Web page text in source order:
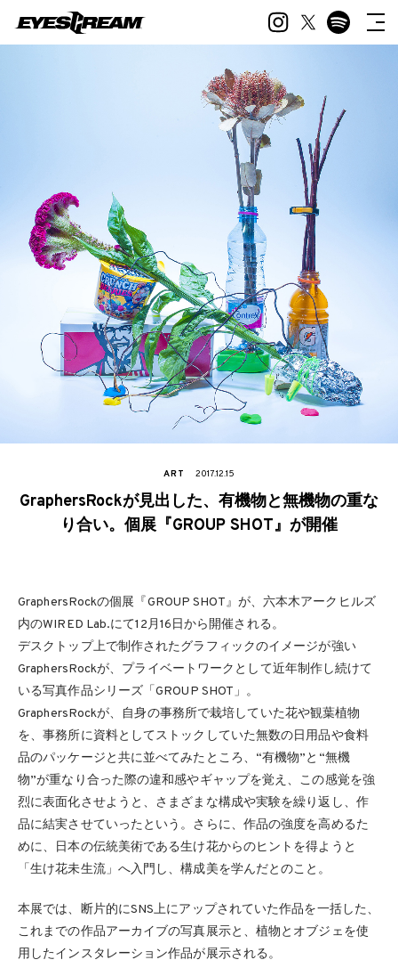
ART 2017.12.15
GraphersRockが見出した、有機物と無機物の重な
り合い。個展『GROUP SHOT』が開催
GraphersRockの個展『GROUP SHOT』が、六本木アークヒルズ
内のWIRED Lab.にて12月16日から開催される。
デスクトップ上で制作されたグラフィックのイメージが強い
GraphersRockが、プライベートワークとして近年制作し続けて
いる写真作品シリーズ「GROUP SHOT」。
GraphersRockが、自身の事務所で栽培していた花や観葉植物
を、事務所に資料としてストックしていた無数の日用品や食料
品のパッケージと共に並べてみたところ、“有機物”と“無機
物”が重なり合った際の違和感やギャップを覚え、この感覚を強
烈に表面化させようと、さまざまな構成や実験を繰り返し、作
品に結実させていったという。さらに、作品の強度を高めるた
めに、日本の伝統美術である生け花からのヒントを得ようと
「生け花未生流」へ入門し、構成美を学んだとのこと。
本展では、断片的にSNS上にアップされていた作品を一括した、
これまでの作品アーカイブの写真展示と、植物とオブジェを使
用したインスタレーション作品が展示される。